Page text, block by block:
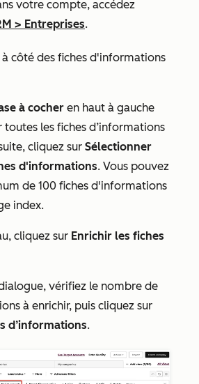
votre compte, accédez
> Entreprises.
à côté des fiches d'informations
à cocher en haut à gauche
les fiches d’informations
cliquez sur Sélectionner
d'informations. Vous pouvez
de 100 fiches d'informations
index.
cliquez sur Enrichir les fiches
vérifiez le nombre de
à enrichir, puis cliquez sur
d’informations.